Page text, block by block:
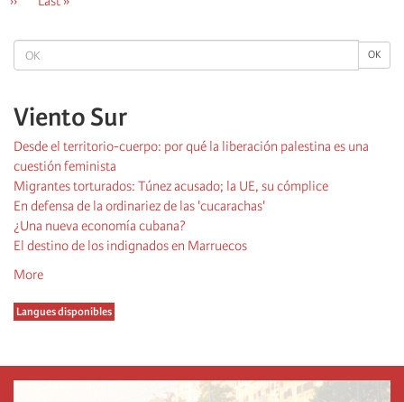
OK OK
Viento Sur
Desde el territorio-cuerpo: por qué la liberación palestina es una
cuestión feminista
Migrantes torturados: Túnez acusado; la UE, su cómplice
En defensa de la ordinariez de las 'cucarachas'
¿Una nueva economía cubana?
El destino de los indignados en Marruecos
More
Langues disponibles